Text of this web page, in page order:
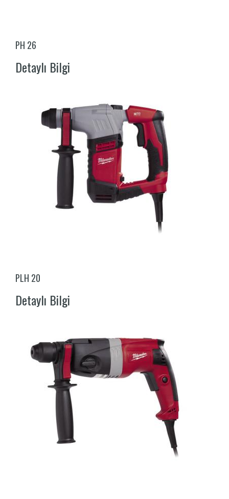
PH 26
Detaylı Bilgi
PLH 20
Detaylı Bilgi